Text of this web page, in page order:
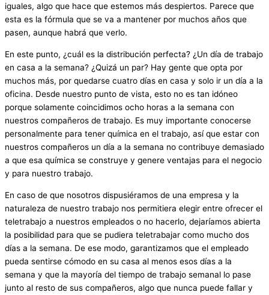
iguales, algo que hace que estemos más despiertos. Parece que
esta es la fórmula que se va a mantener por muchos años que
pasen, aunque habrá que verlo.
En este punto, ¿cuál es la distribución perfecta? ¿Un día de trabajo
en casa a la semana? ¿Quizá un par? Hay gente que opta por
muchos más, por quedarse cuatro días en casa y solo ir un día a la
oficina. Desde nuestro punto de vista, esto no es tan idóneo
porque solamente coincidimos ocho horas a la semana con
nuestros compañeros de trabajo. Es muy importante conocerse
personalmente para tener química en el trabajo, así que estar con
nuestros compañeros un día a la semana no contribuye demasiado
a que esa química se construye y genere ventajas para el negocio
y para nuestro trabajo.
En caso de que nosotros dispusiéramos de una empresa y la
naturaleza de nuestro trabajo nos permitiera elegir entre ofrecer el
teletrabajo a nuestros empleados o no hacerlo, dejaríamos abierta
la posibilidad para que se pudiera teletrabajar como mucho dos
días a la semana. De ese modo, garantizamos que el empleado
pueda sentirse cómodo en su casa al menos esos días a la
semana y que la mayoría del tiempo de trabajo semanal lo pase
junto al resto de sus compañeros, algo que nunca puede fallar y